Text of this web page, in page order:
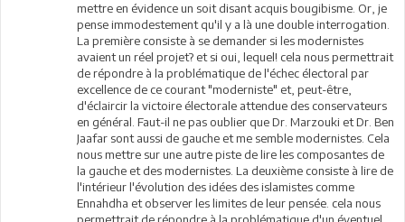
mettre en évidence un soit disant acquis bougibisme. Or, je
pense immodestement qu'il y a là une double interrogation.
La première consiste à se demander si les modernistes
avaient un réel projet? et si oui, lequel! cela nous permettrait
de répondre à la problématique de l'échec électoral par
excellence de ce courant "moderniste" et, peut-être,
d'éclaircir la victoire électorale attendue des conservateurs
en général. Faut-il ne pas oublier que Dr. Marzouki et Dr. Ben
Jaafar sont aussi de gauche et me semble modernistes. Cela
nous mettre sur une autre piste de lire les composantes de
la gauche et des modernistes. La deuxième consiste à lire de
l'intérieur l'évolution des idées des islamistes comme
Ennahdha et observer les limites de leur pensée. cela nous